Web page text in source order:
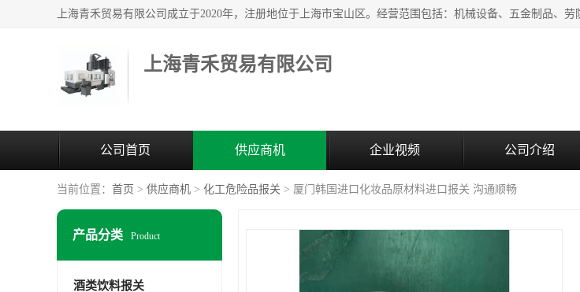
上海青禾贸易有限公司
公司首页 供应商机 企业视频 公司介绍
当前位置： 首页 > 供应商机 > 化工危险品报关 > 厦门韩国进口化妆品原材料进口报关 沟通顺畅
产品分类 Product
酒类饮料报关